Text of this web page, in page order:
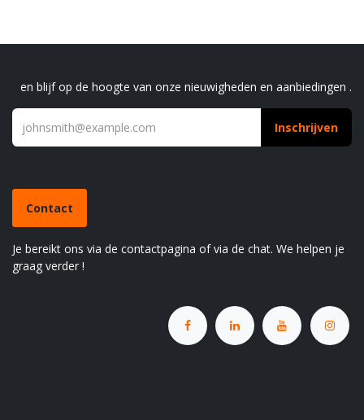
en blijf op de hoogte van onze nieuwigheden en aanbiedingen .
Inschrijven
Contact
Je bereikt ons via de contactpagina of via de chat. We helpen je
graag verder !